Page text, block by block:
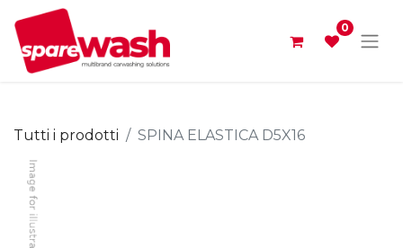
0
Tutti i prodotti SPINA ELASTICA D5X16